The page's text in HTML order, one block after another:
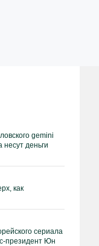
gemini
несут деньги
как
сериала
президент Юн